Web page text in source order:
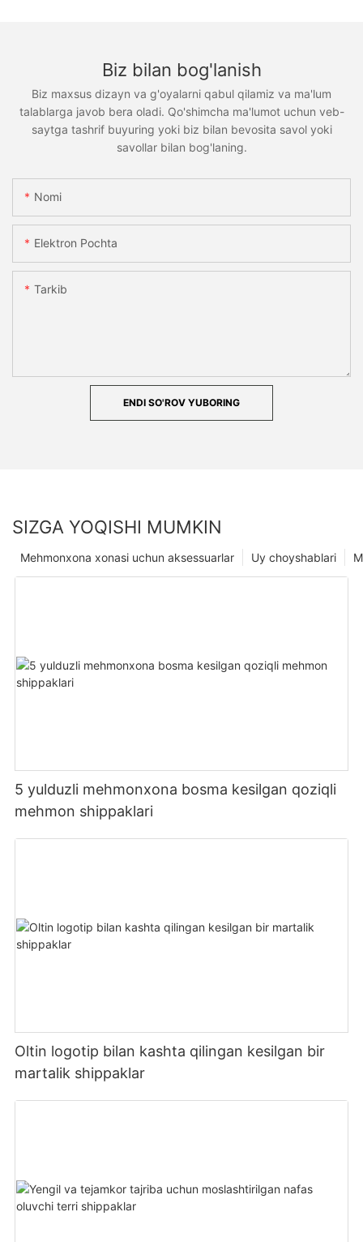
Biz bilan bog'lanish
Biz maxsus dizayn va g'oyalarni qabul qilamiz va ma'lum
talablarga javob bera oladi. Qo'shimcha ma'lumot uchun veb-
saytga tashrif buyuring yoki biz bilan bevosita savol yoki
savollar bilan bog'laning.
Nomi
Elektron Pochta
Tarkib
ENDI SO'ROV YUBORING
SIZGA YOQISHI MUMKIN
Uy choyshablari
Mehmonxona xonasi uchun aksessuarlar
5 yulduzli mehmonxona bosma kesilgan qoziqli
mehmon shippaklari
Oltin logotip bilan kashta qilingan kesilgan bir
martalik shippaklar